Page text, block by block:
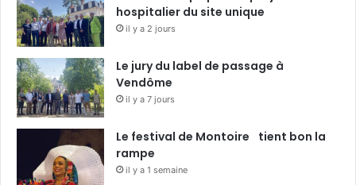
hospitalier du site unique
il y a 2 jours
Le jury du label de passage à
Vendôme
il y a 7 jours
Le festival de Montoire tient bon la
rampe
il y a 1 semaine